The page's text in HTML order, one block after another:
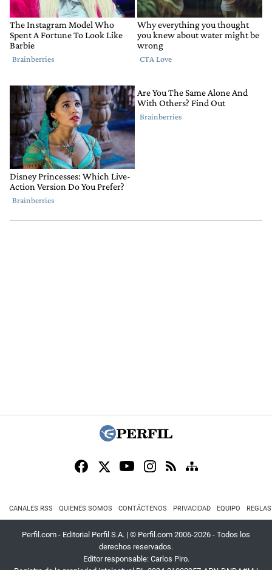
CANALES RSS QUIENES SOMOS CONTÁCTENOS PRIVACIDAD EQUIPO
Perfil.com - Editorial Perfil S.A. | © Perfil.com 2006-2026 - Todos los
derechos reservados.
Editor responsable: Carlos Piro.